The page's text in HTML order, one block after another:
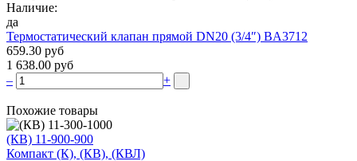
Наличие:
да
Термостатический клапан прямой DN20 (3/4″) BA3712
659.30 руб
1 638.00 руб
–
+
Похожие товары
(КВ) 11-900-900
Компакт (К), (КВ), (КВЛ)